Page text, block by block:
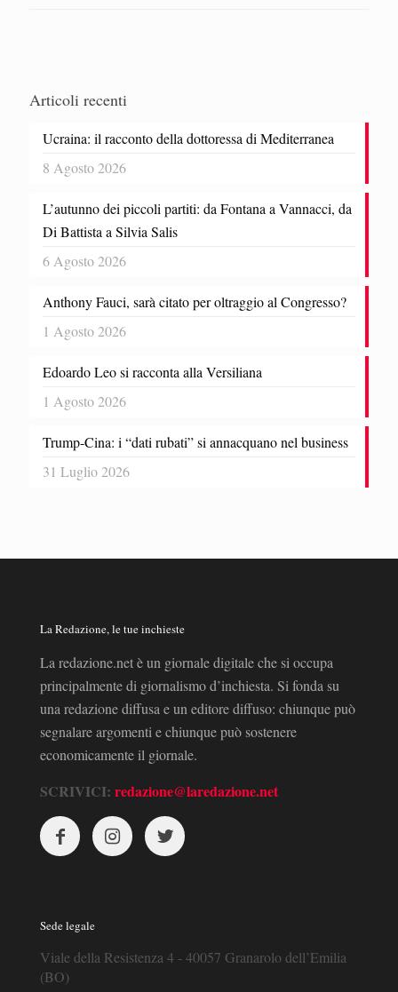
Articoli recenti
Ucraina: il racconto della dottoressa di Mediterranea
8 Agosto 2026
L’autunno dei piccoli partiti: da Fontana a Vannacci, da
Di Battista a Silvia Salis
6 Agosto 2026
Anthony Fauci, sarà citato per oltraggio al Congresso?
1 Agosto 2026
Edoardo Leo si racconta alla Versiliana
1 Agosto 2026
Trump-Cina: i “dati rubati” si annacquano nel business
31 Luglio 2026
La Redazione, le tue inchieste
La redazione.net è un giornale digitale che si occupa
principalmente di giornalismo d’inchiesta. Si fonda su
una redazione diffusa e un editore diffuso: chiunque può
segnalare argomenti e chiunque può sostenere
economicamente il giornale.
SCRIVICI: redazione@laredazione.net
Sede legale
Viale della Resistenza 4 - 40057 Granarolo dell’Emilia
(BO)